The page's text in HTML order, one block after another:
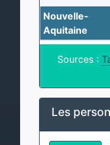
Nouvelle-
Aquitaine
Sources :
Les